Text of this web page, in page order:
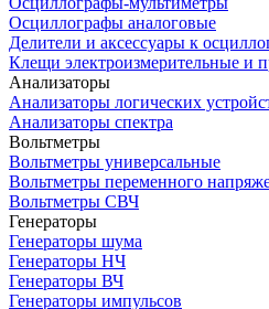
Осциллографы аналоговые
Делители и аксессуары к
Клещи электроизмерительные и
Анализаторы
Анализаторы логических
Анализаторы спектра
Вольтметры
Вольтметры универсальные
Вольтметры переменного
Вольтметры СВЧ
Генераторы
Генераторы шума
Генераторы НЧ
Генераторы ВЧ
Генераторы импульсов